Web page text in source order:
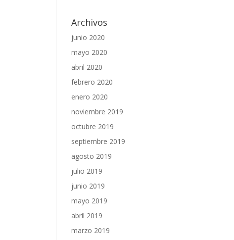
Archivos
junio 2020
mayo 2020
abril 2020
febrero 2020
enero 2020
noviembre 2019
octubre 2019
septiembre 2019
agosto 2019
julio 2019
junio 2019
mayo 2019
abril 2019
marzo 2019